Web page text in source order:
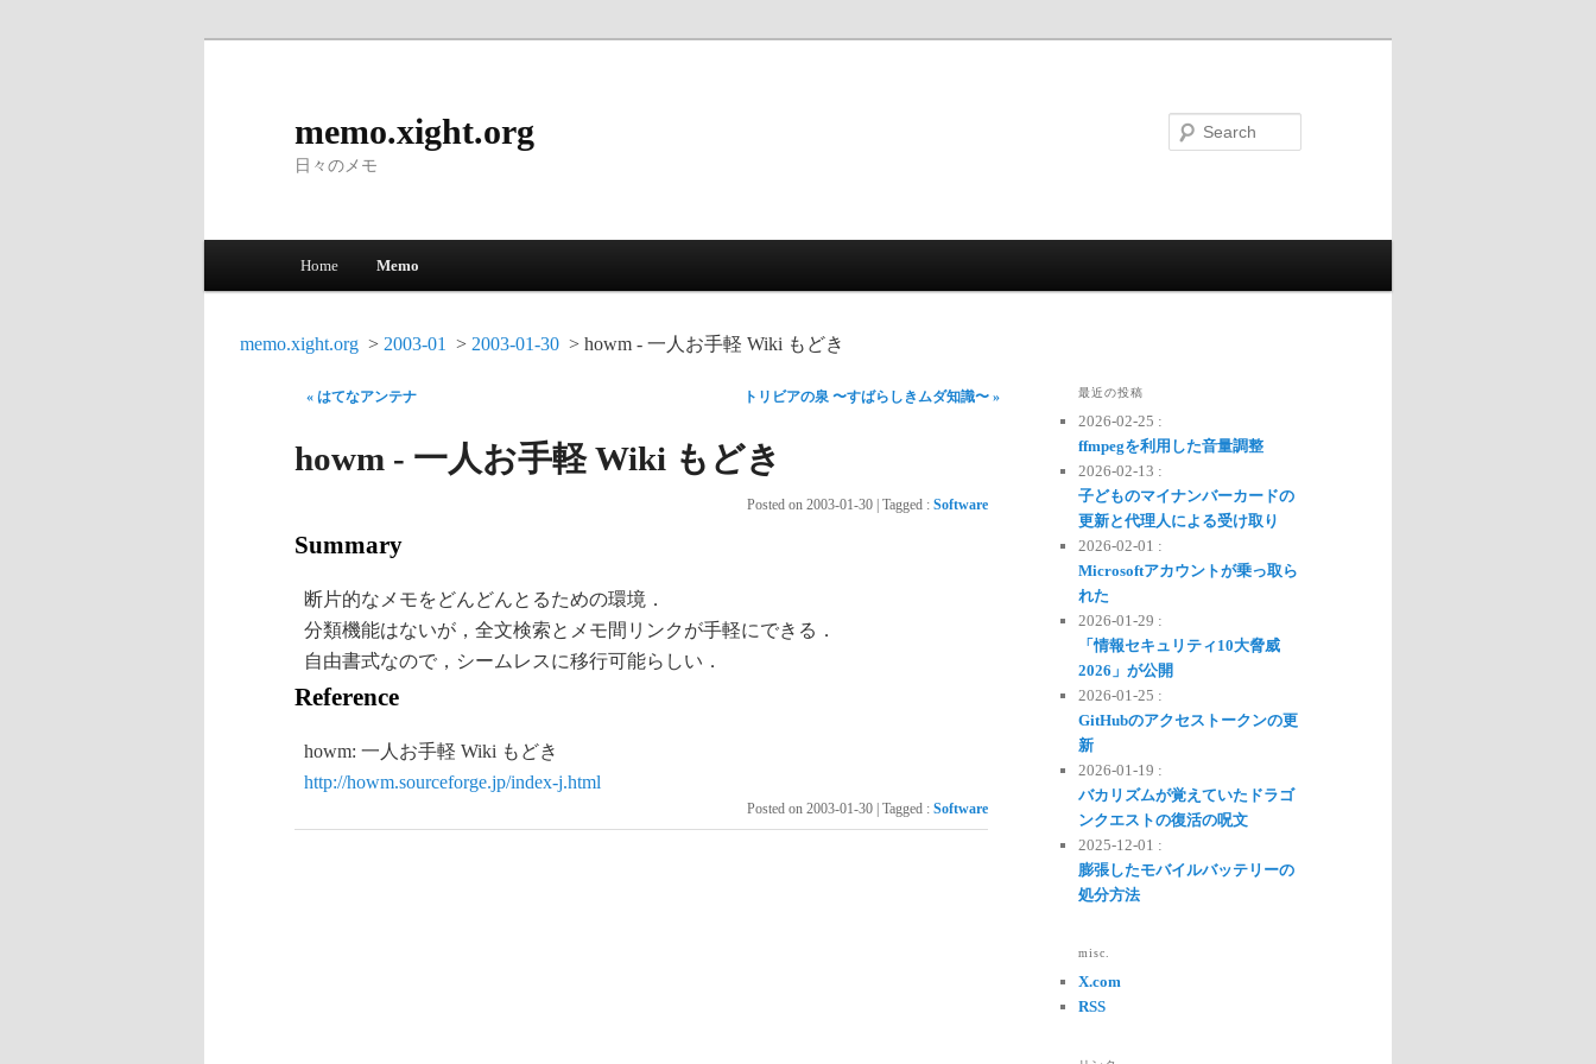
memo.xight.org
日々のメモ
Skip to primary content
Skip to secondary content
Home Memo
memo.xight.org 2003-01 2003-01-30 howm - 一人お手軽 Wiki もどき
« はてなアンテナ トリビアの泉 〜すばらしきムダ知識〜 »
howm - 一人お手軽 Wiki もどき
Posted on 2003-01-30 Tagged : Software
Summary
断片的なメモをどんどんとるための環境．
分類機能はないが，全文検索とメモ間リンクが手軽にできる．
自由書式なので，シームレスに移行可能らしい．
Reference
howm: 一人お手軽 Wiki もどき
http://howm.sourceforge.jp/index-j.html
Posted on 2003-01-30 Tagged : Software
最近の投稿
2026-02-25 :
ffmpegを利用した音量調整
2026-02-13 :
子どものマイナンバーカードの
更新と代理人による受け取り
2026-02-01 :
Microsoftアカウントが乗っ取ら
れた
2026-01-29 :
「情報セキュリティ10大脅威
2026」が公開
2026-01-25 :
GitHubのアクセストークンの更
新
2026-01-19 :
バカリズムが覚えていたドラゴ
ンクエストの復活の呪文
2025-12-01 :
膨張したモバイルバッテリーの
処分方法
misc.
X.com
RSS